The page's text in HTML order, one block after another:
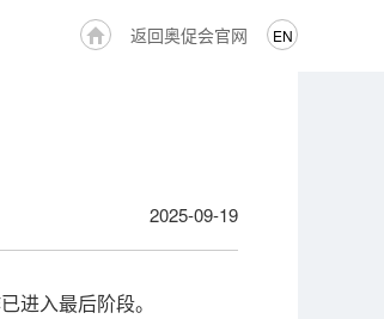
EN
返回奥促会官网
2025-09-19
进入最后阶段。